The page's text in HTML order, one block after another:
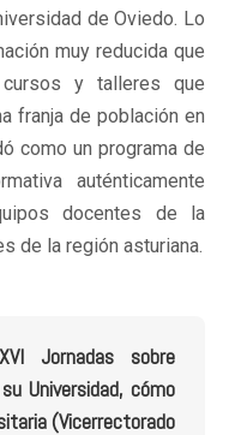
de Oviedo. Lo
muy reducida que
y talleres que
franja de población en
como un programa de
auténticamente
docentes de la
de la región asturiana.
Jornadas sobre
Universidad, cómo
(Vicerrectorado